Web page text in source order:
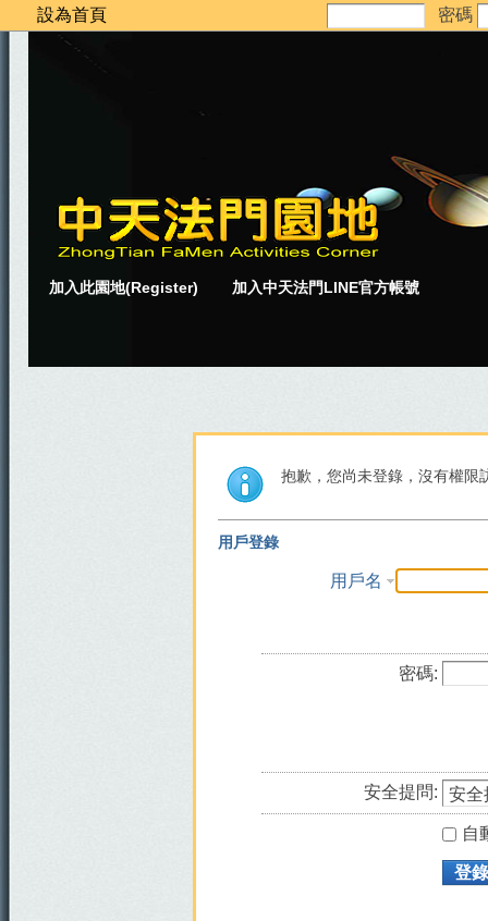
設為首頁 密碼
加入此園地(Register) 加入中天法門LINE官方帳號
抱歉，您尚未登錄，沒有權限
用戶登錄
用戶名
密碼:
安全提問:
自
登錄